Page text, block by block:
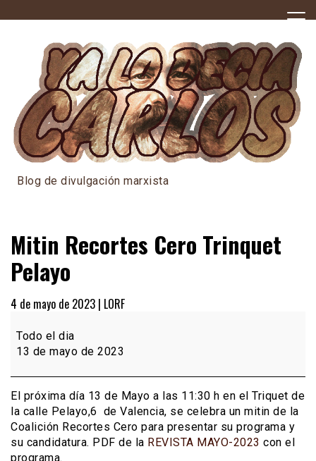
to
Blog de divulgación marxista
Mitin Recortes Cero Trinquet
Pelayo
4 de mayo de 2023 | LORF
Recortes
Cero
Pelayo
Todo el dia
13 de mayo de 2023
El próxima día 13 de Mayo a las 11:30 h en el Triquet de
la calle Pelayo,6 de Valencia, se celebra un mitin de la
Coalición Recortes Cero para presentar su programa y
su candidatura. PDF de la REVISTA MAYO-2023 con el
programa.